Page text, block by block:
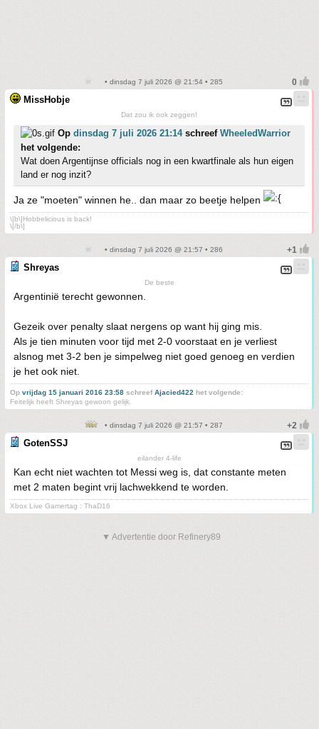
• dinsdag 7 juli 2026 @ 21:54 • 285
MissHobje
Dat zou ik ook zeggen!
Op dinsdag 7 juli 2026 21:14schreef WheeledWarrior
het volgende:
Wat doen Argentijnse officials nog in een kwartfinale als hun eigen
land er nog inzit?
Ja ze "moeten" winnen he.. dan maar zo beetje helpen
\[b\]Hobbelicious is back!
\[/b\]
• dinsdag 7 juli 2026 @ 21:57 • 286
Shreyas
De beste
Argentinië terecht gewonnen.
Gezeik over penalty slaat nergens op want hij ging mis.
Als je tien minuten voor tijd met 2-0 voorstaat en je verliest
alsnog met 3-2 ben je simpelweg niet goed genoeg en verdien
je het ook niet.
Op vrijdag 15 januari 2016 23:58 schreefAjacied422 het volgende:
Feitelijk heeft Shreyas gewoon gelijk.
• dinsdag 7 juli 2026 @ 21:57 • 287
GotenSSJ
eilander 4-life
Kan echt niet wachten tot Messi weg is, dat constante meten
met 2 maten begint vrij lachwekkend te worden.
Xbox Live Gamertag : ThaD16
▼ Advertentie door Refinery89